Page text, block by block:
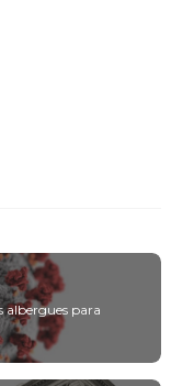
albergues para